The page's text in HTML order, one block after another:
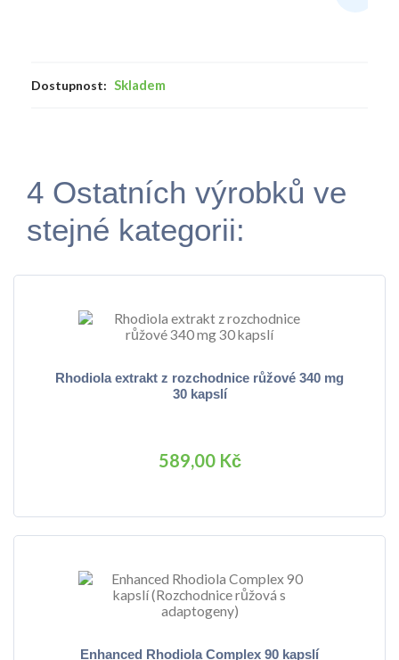
Dostupnost: Skladem
4 Ostatních výrobků ve
stejné kategorii:
Rhodiola extrakt z rozchodnice růžové 340 mg
30 kapslí
589,00 Kč
Enhanced Rhodiola Complex 90 kapslí